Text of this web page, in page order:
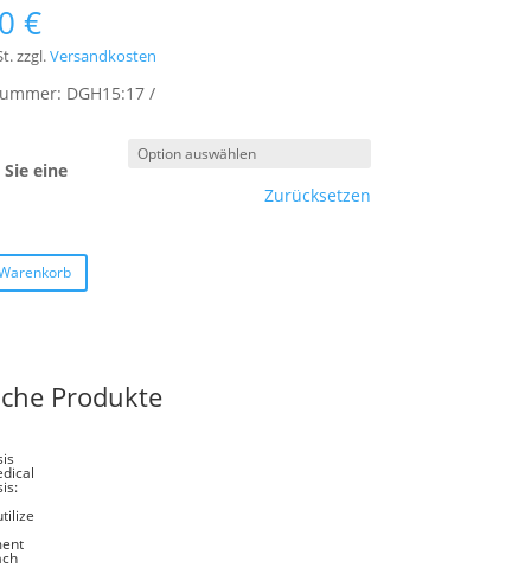
€
zzgl.Versandkosten
DGH15:17
eine
Zurücksetzen
Produkte